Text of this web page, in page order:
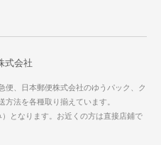
式会社
便、日本郵便株式会社のゆうパック、ク
方法を各種取り揃えています。
となります。お近くの方は直接店鋪で